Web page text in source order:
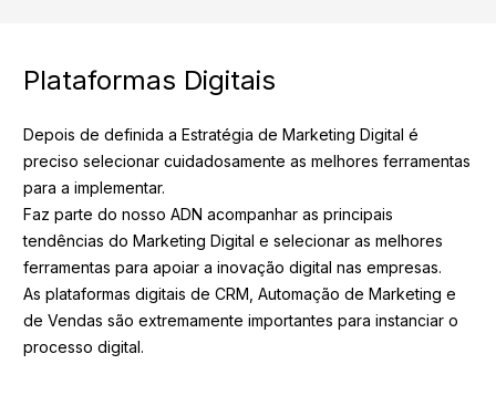
Plataformas Digitais
Depois de definida a Estratégia de Marketing Digital é
preciso selecionar cuidadosamente as melhores ferramentas
para a implementar.
Faz parte do nosso ADN acompanhar as principais
tendências do Marketing Digital e selecionar as melhores
ferramentas para apoiar a inovação digital nas empresas.
As plataformas digitais de CRM, Automação de Marketing e
de Vendas são extremamente importantes para instanciar o
processo digital.